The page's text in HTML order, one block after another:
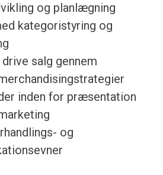
og planlægning
kategoristyring og
salg gennem
inden for præsentation
og